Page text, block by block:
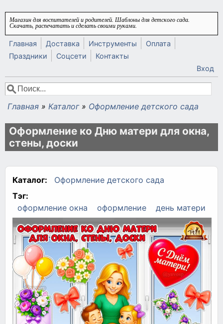
Перейти к основному содержанию
Магазин для воспитателей и родителей. Шаблоны для детского сада.
Скачать, распечатать и сделать своими руками.
Главная Доставка Инструменты
Оплата
Праздники
Соцсети
Контакты
Вход
Форма поиска
Поиск
Вы здесь
Главная » Каталог » Оформление детского сада
Оформление ко Дню матери для окна,
стены, доски
Каталог:
Оформление детского сада
Тэг:
оформление окна
оформление день матери